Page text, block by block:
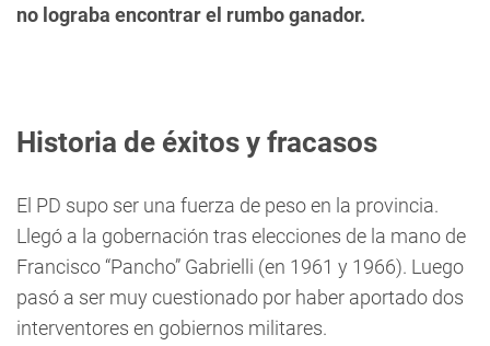
no lograba encontrar el rumbo ganador.
Historia de éxitos y fracasos
El PD supo ser una fuerza de peso en la provincia.
Llegó a la gobernación tras elecciones de la mano de
Francisco “Pancho” Gabrielli (en 1961 y 1966). Luego
pasó a ser muy cuestionado por haber aportado dos
interventores en gobiernos militares.